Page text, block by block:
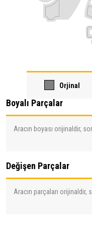
Orjinal
Boyalı Parçalar
Aracın boyası orijinaldir,
Değişen Parçalar
Aracın parçaları orijinaldir,